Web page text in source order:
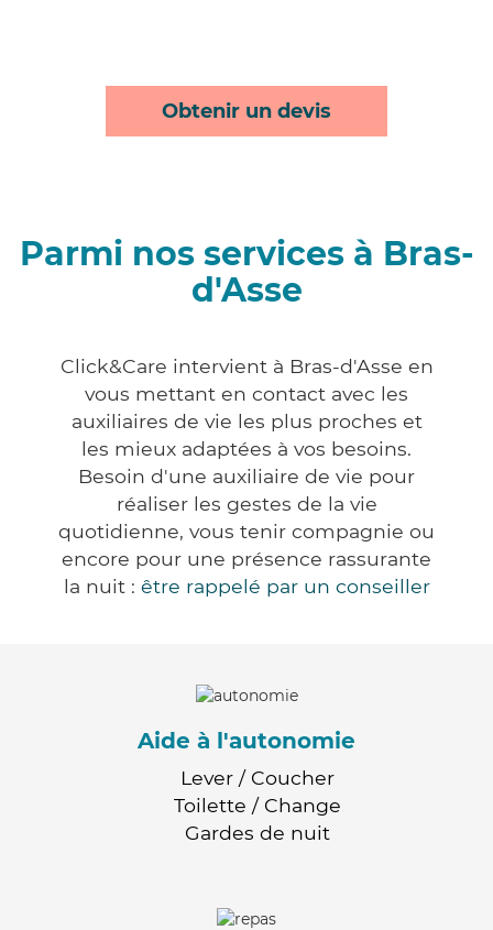
Obtenir un devis
Parmi nos services à Bras-
d'Asse
Click&Care intervient à Bras-d'Asse en
vous mettant en contact avec les
auxiliaires de vie les plus proches et
les mieux adaptées à vos besoins.
Besoin d'une auxiliaire de vie pour
réaliser les gestes de la vie
quotidienne, vous tenir compagnie ou
encore pour une présence rassurante
la nuit : être rappelé par un conseiller
Aide à l'autonomie
Lever / Coucher
Toilette / Change
Gardes de nuit